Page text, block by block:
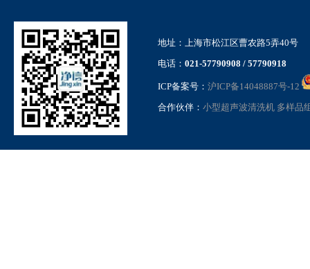
地址：上海市松江区曹农路5弄40号
电话： 021-57790908 / 57790918
ICP备案号： 沪ICP备14048887号-12
合作伙伴： 小型超声波清洗机 多样品